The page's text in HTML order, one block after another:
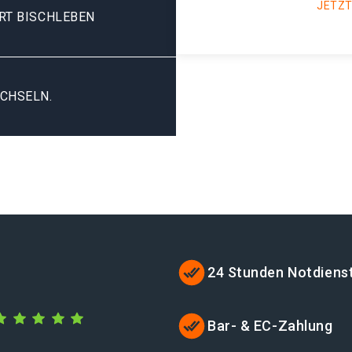
BISCHLEBEN
24 Stunden
Bar- & EC-Zahlung